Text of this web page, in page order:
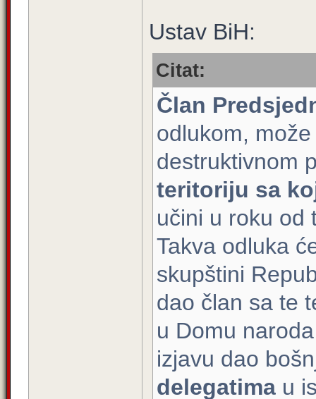
Ustav BiH:
Citat:
Član
odlukom,
destruktivnom
teritoriju sa
učini u roku od
Takva odluka
skupštini
dao član sa te
u Domu
izjavu dao
delegatima u